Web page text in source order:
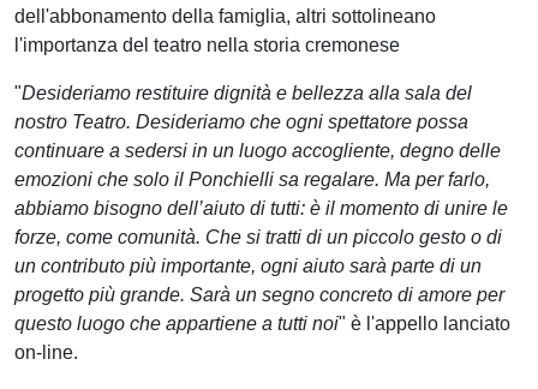
dell'abbonamento della famiglia, altri sottolineano
l'importanza del teatro nella storia cremonese
"Desideriamo restituire dignità e bellezza alla sala del
nostro Teatro. Desideriamo che ogni spettatore possa
continuare a sedersi in un luogo accogliente, degno delle
emozioni che solo il Ponchielli sa regalare. Ma per farlo,
abbiamo bisogno dell’aiuto di tutti: è il momento di unire le
forze, come comunità. Che si tratti di un piccolo gesto o di
un contributo più importante, ogni aiuto sarà parte di un
progetto più grande. Sarà un segno concreto di amore per
questo luogo che appartiene a tutti noi" è l'appello lanciato
on-line.